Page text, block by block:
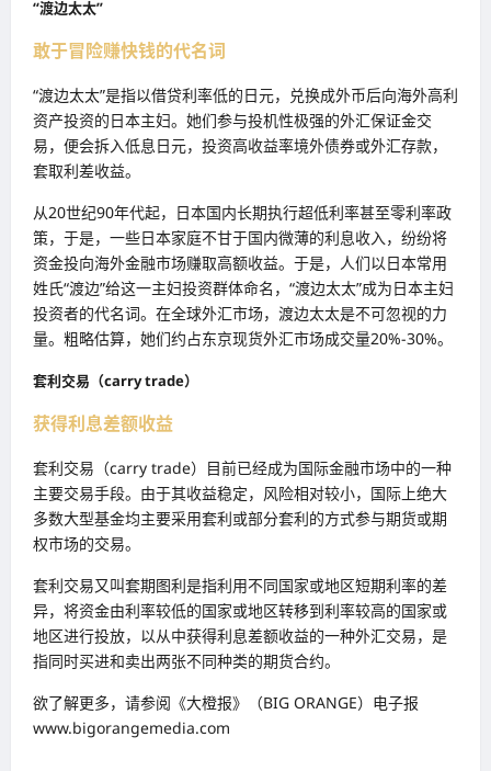
“渡边太太”
敢于冒险赚快钱的代名词
“渡边太太”是指以借贷利率低的日元，兑换成外币后向海外高利
资产投资的日本主妇。她们参与投机性极强的外汇保证金交
易，便会拆入低息日元，投资高收益率境外债券或外汇存款，
套取利差收益。
从20世纪90年代起，日本国内长期执行超低利率甚至零利率政
策，于是，一些日本家庭不甘于国内微薄的利息收入，纷纷将
资金投向海外金融市场赚取高额收益。于是，人们以日本常用
姓氏“渡边”给这一主妇投资群体命名，“渡边太太”成为日本主妇
投资者的代名词。在全球外汇市场，渡边太太是不可忽视的力
量。粗略估算，她们约占东京现货外汇市场成交量20%-30%。
套利交易（carry trade）
获得利息差额收益
套利交易（carry trade）目前已经成为国际金融市场中的一种
主要交易手段。由于其收益稳定，风险相对较小，国际上绝大
多数大型基金均主要采用套利或部分套利的方式参与期货或期
权市场的交易。
套利交易又叫套期图利是指利用不同国家或地区短期利率的差
异，将资金由利率较低的国家或地区转移到利率较高的国家或
地区进行投放，以从中获得利息差额收益的一种外汇交易，是
指同时买进和卖出两张不同种类的期货合约。
欲了解更多，请参阅《大橙报》（BIG ORANGE）电子报
www.bigorangemedia.com